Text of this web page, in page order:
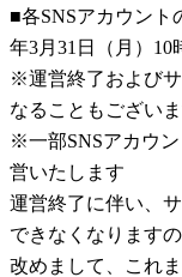
■各SNSアカウント
年3月31日（月）10
※運営終了および
なることもござい
※一部SNSアカウ
営いたします
運営終了に伴い、
できなくなります
改めまして、これ